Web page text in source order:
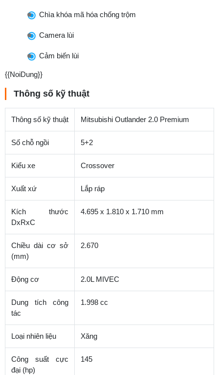
Chìa khóa mã hóa chống trộm
Camera lùi
Cảm biến lùi
{{NoiDung}}
Thông số kỹ thuật
Thông số kỹ thuật Mitsubishi Outlander 2.0 Premium
Số chỗ ngồi 5+2
Kiểu xe Crossover
Xuất xứ Lắp ráp
Kích thước
DxRxC
4.695 x 1.810 x 1.710 mm
Chiều dài cơ sở
(mm)
2.670
Động cơ 2.0L MIVEC
Dung tích công
tác
1.998 cc
Loại nhiên liệu Xăng
Công suất cực
đại (hp)
145